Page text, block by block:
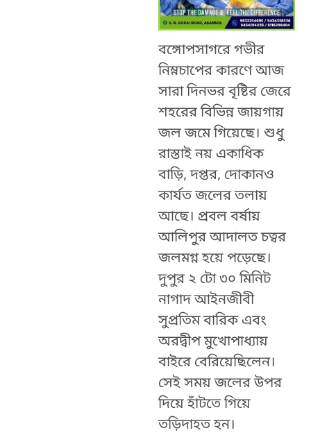
বঙ্গোপসাগরে গভীর
নিম্নচাপের কারণে আজ
সারা দিনভর বৃষ্টির জেরে
শহরের বিভিন্ন জায়গায়
জল জমে গিয়েছে। শুধু
রাস্তাই নয় একাধিক
বাড়ি, দপ্তর, দোকানও
কার্যত জলের তলায়
আছে। প্রবল বর্ষায়
আলিপুর আদালত চত্বর
জলমগ্ন হয়ে পড়েছে।
দুপুর ২ টো ৩০ মিনিট
নাগাদ আইনজীবী
সুপ্রতিম বারিক এবং
অরদ্বীপ মুখোপাধ্যায়
বাইরে বেরিয়েছিলেন।
সেই সময় জলের উপর
দিয়ে হাঁটতে গিয়ে
তড়িদাহত হন।